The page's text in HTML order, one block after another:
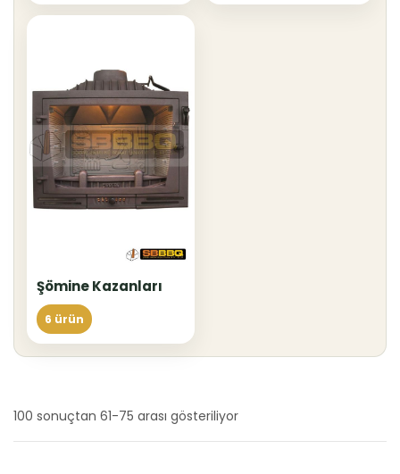
Şömine Kazanları
6 ürün
100 sonuçtan 61-75 arası gösteriliyor